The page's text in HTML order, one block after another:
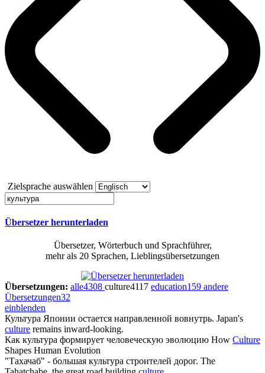
Zielsprache auswählen
Übersetzer herunterladen
Übersetzer, Wörterbuch und Sprachführer,
mehr als 20 Sprachen, Lieblingsübersetzungen
Übersetzungen: alle4308 culture4117 education159 andere
Übersetzungen32
einblenden
Культура Японии остается направленной вовнутрь. Japan's
culture remains inward-looking.
Как культура формирует человеческую эволюцию How Culture
Shapes Human Evolution
"Тахачаб" - большая культура строителей дорог. The